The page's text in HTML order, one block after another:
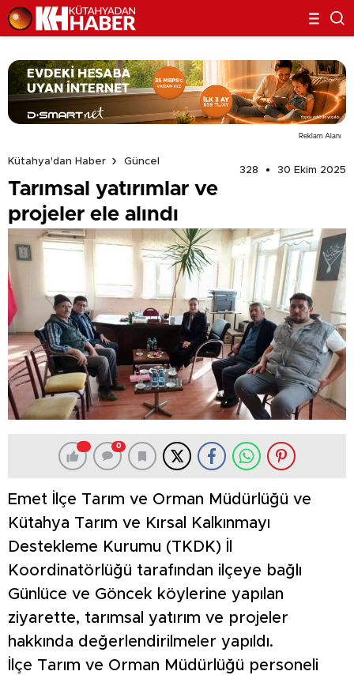
Reklam Alanı
Kütahya'dan Haber
Güncel
328
30 Ekim 2025
Tarımsal yatırımlar ve
projeler ele alındı
0
Emet İlçe Tarım ve Orman Müdürlüğü ve
Kütahya Tarım ve Kırsal Kalkınmayı
Destekleme Kurumu (TKDK) İl
Koordinatörlüğü tarafından ilçeye bağlı
Günlüce ve Göncek köylerine yapılan
ziyarette, tarımsal yatırım ve projeler
hakkında değerlendirilmeler yapıldı.
İlçe Tarım ve Orman Müdürlüğü personeli